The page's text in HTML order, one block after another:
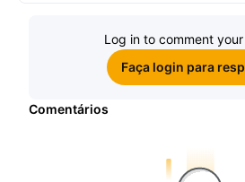
Log in to comment
Faça login para
Comentários